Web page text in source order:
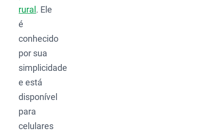
rural . Ele
é
conhecido
por sua
simplicidade
e está
disponível
para
celulares